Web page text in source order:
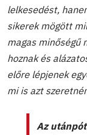
lelkesedést,
sikerek mögött
magas minőségű
hoznak és
előre lépjenek
mi is azt
Az